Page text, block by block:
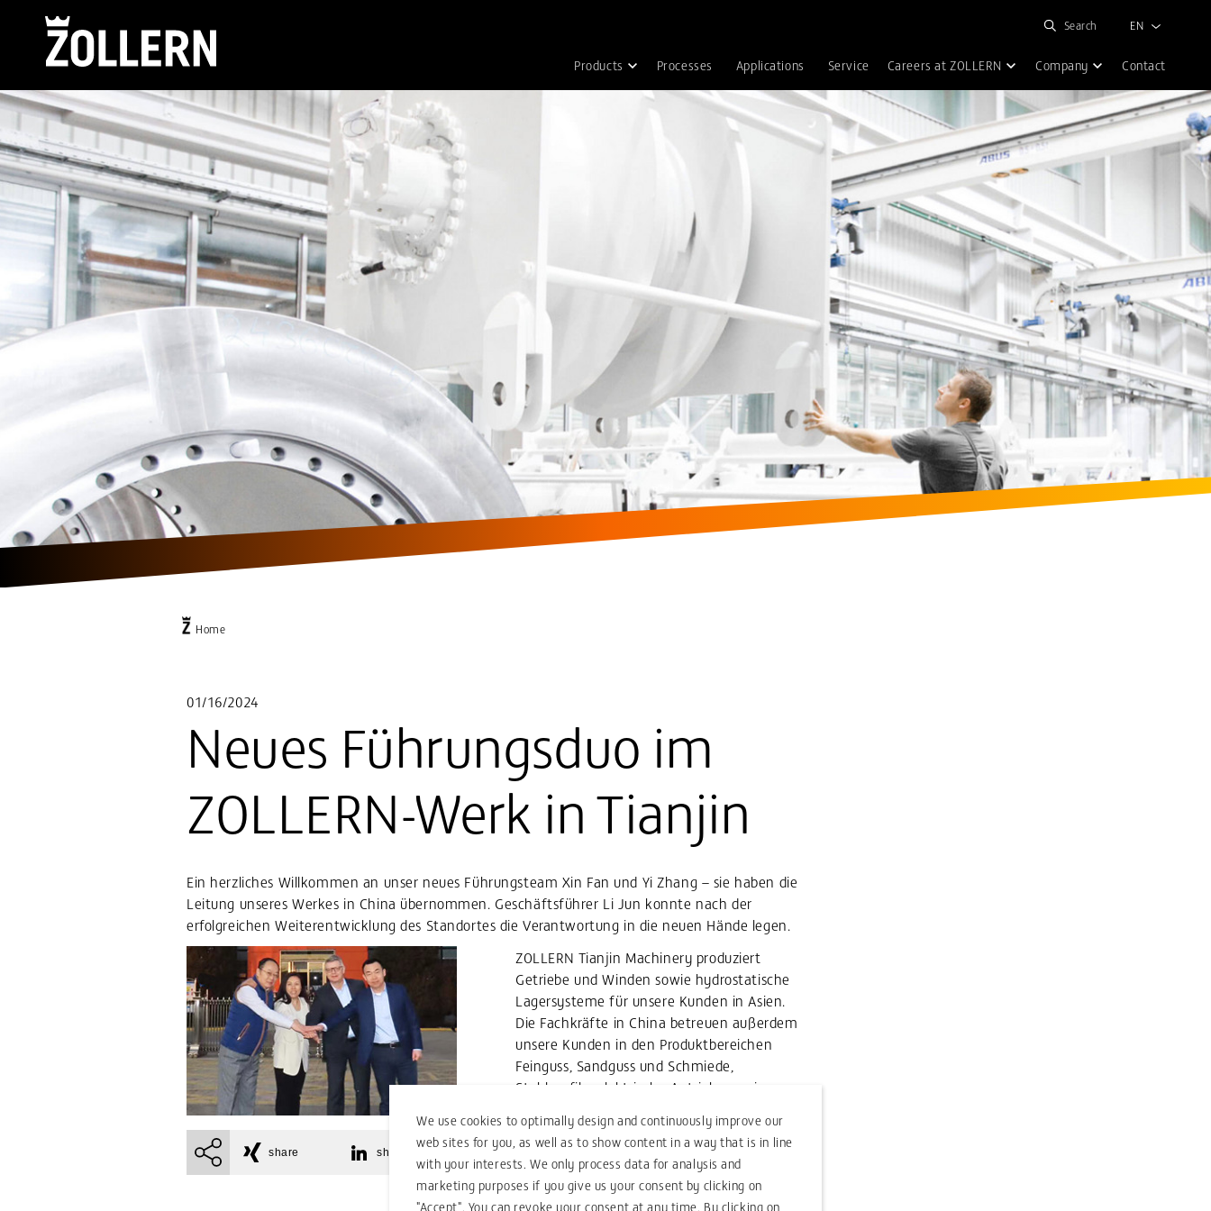
Search
Products Processes Applications Service Careers at ZOLLERN Company Contact
EN
Home
01/16/2024
Neues Führungsduo im
ZOLLERN-Werk in Tianjin
Ein herzliches Willkommen an unser neues Führungsteam Xin Fan und Yi Zhang – sie haben die
Leitung unseres Werkes in China übernommen. Geschäftsführer Li Jun konnte nach der
erfolgreichen Weiterentwicklung des Standortes die Verantwortung in die neuen Hände legen.
ZOLLERN Tianjin Machinery produziert
Getriebe und Winden sowie hydrostatische
Lagersysteme für unsere Kunden in Asien.
Die Fachkräfte in China betreuen außerdem
unsere Kunden in den Produktbereichen
Feinguss, Sandguss und Schmiede,
Stahlprofile, elektrische Antriebe sowie
share share
We use cookies to optimally design and continuously improve our
web sites for you, as well as to show content in a way that is in line
with your interests. We only process data for analysis and
marketing purposes if you give us your consent by clicking on
"Accept". You can revoke your consent at any time. By clicking on